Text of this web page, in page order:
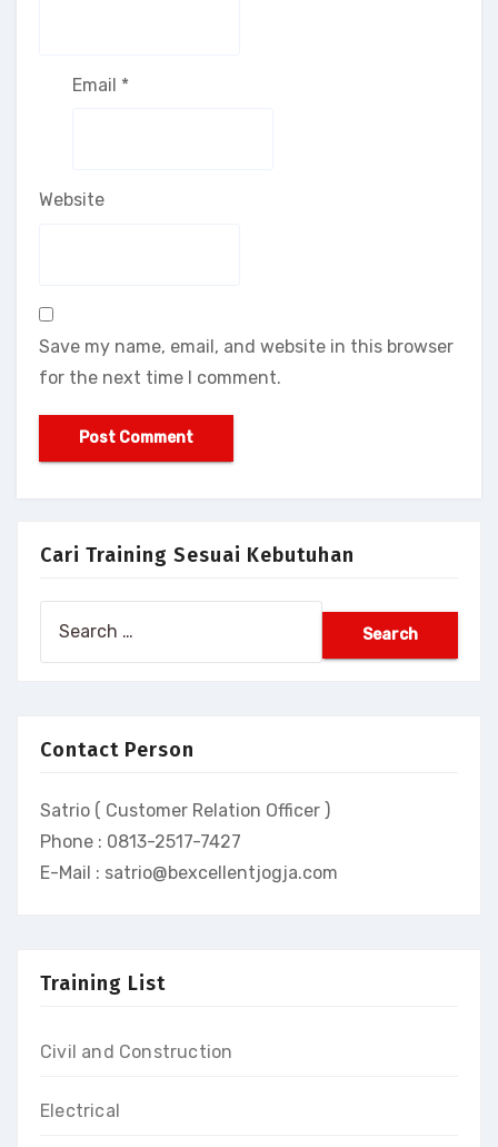
Email *
Website
Save my name, email, and website in this browser
for the next time I comment.
Cari Training Sesuai Kebutuhan
Contact Person
Satrio ( Customer Relation Officer )
Phone : 0813-2517-7427
E-Mail : satrio@bexcellentjogja.com
Training List
Civil and Construction
Electrical